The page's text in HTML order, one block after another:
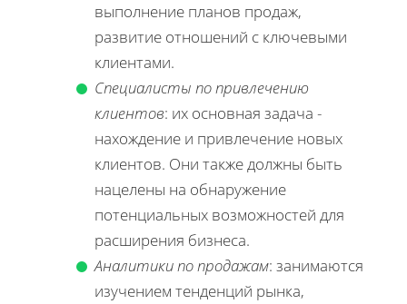
выполнение планов продаж,
развитие отношений с ключевыми
клиентами.
Специалисты по привлечению
клиентов: их основная задача -
нахождение и привлечение новых
клиентов. Они также должны быть
нацелены на обнаружение
потенциальных возможностей для
расширения бизнеса.
Аналитики по продажам: занимаются
изучением тенденций рынка,